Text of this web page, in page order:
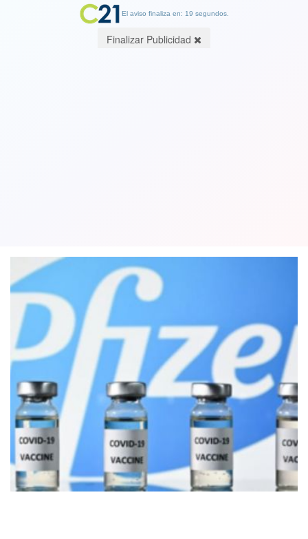
El aviso finaliza en: 19 segundos.
Finalizar Publicidad